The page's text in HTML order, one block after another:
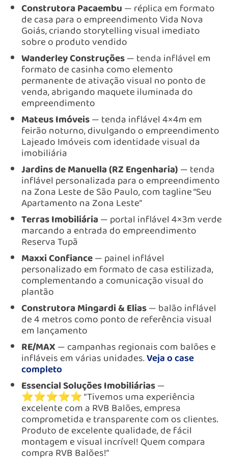
Construtora Pacaembu— réplica em formato
de casa para o empreendimento Vida Nova
Goiás, criando storytelling visual imediato
sobre o produto vendido
Wanderley Construções— tenda inflável em
formato de casinha como elemento
permanente de ativação visual no ponto de
venda, abrigando maquete iluminada do
empreendimento
Mateus Imóveis— tenda inflável 4×4m em
feirão noturno, divulgando o empreendimento
Lajeado Imóveis com identidade visual da
imobiliária
Jardins de Manuella (RZ Engenharia)— tenda
inflável personalizada para o empreendimento
na Zona Leste de São Paulo, com tagline “Seu
Apartamento na Zona Leste”
Terras Imobiliária— portal inflável 4×3m verde
marcando a entrada do empreendimento
Reserva Tupã
Maxxi Confiance— painel inflável
personalizado em formato de casa estilizada,
complementando a comunicação visual do
plantão
Construtora Mingardi & Elias— balão inflável
de 4 metros como ponto de referência visual
em lançamento
RE/MAX— campanhas regionais com balões e
infláveis em várias unidades.Veja o case
completo
Essencial Soluções Imobiliárias—
⭐⭐⭐⭐⭐ “Tivemos uma experiência
excelente com a RVB Balões, empresa
comprometida e transparente com os clientes.
Produto de excelente qualidade, de fácil
montagem e visual incrível! Quem compara
compra RVB Balões!”